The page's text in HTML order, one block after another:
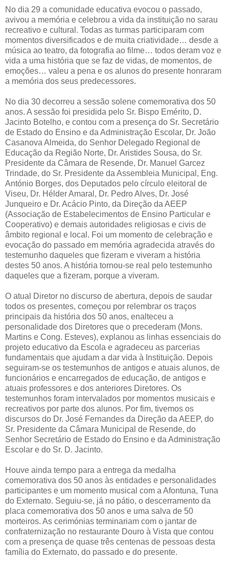
No dia 29 a comunidade educativa evocou o passado,
avivou a memória e celebrou a vida da instituição no sarau
recreativo e cultural. Todas as turmas participaram com
momentos diversificados e de muita criatividade… desde a
música ao teatro, da fotografia ao filme… todos deram voz e
vida a uma história que se faz de vidas, de momentos, de
emoções… valeu a pena e os alunos do presente honraram
a memória dos seus predecessores.
No dia 30 decorreu a sessão solene comemorativa dos 50
anos. A sessão foi presidida pelo Sr. Bispo Emérito, D.
Jacinto Botelho, e contou com a presença do Sr. Secretário
de Estado do Ensino e da Administração Escolar, Dr. João
Casanova Almeida, do Senhor Delegado Regional de
Educação da Região Norte, Dr. Aristides Sousa, do Sr.
Presidente da Câmara de Resende, Dr. Manuel Garcez
Trindade, do Sr. Presidente da Assembleia Municipal, Eng.
António Borges, dos Deputados pelo círculo eleitoral de
Viseu, Dr. Hélder Amaral, Dr. Pedro Alves, Dr. José
Junqueiro e Dr. Acácio Pinto, da Direção da AEEP
(Associação de Estabelecimentos de Ensino Particular e
Cooperativo) e demais autoridades religiosas e civis de
âmbito regional e local. Foi um momento de celebração e
evocação do passado em memória agradecida através do
testemunho daqueles que fizeram e viveram a história
destes 50 anos. A história tornou-se real pelo testemunho
daqueles que a fizeram, porque a viveram.
O atual Diretor no discurso de abertura, depois de saudar
todos os presentes, começou por relembrar os traços
principais da história dos 50 anos, enalteceu a
personalidade dos Diretores que o precederam (Mons.
Martins e Cong. Esteves), explanou as linhas essenciais do
projeto educativo da Escola e agradeceu as parcerias
fundamentais que ajudam a dar vida à Instituição. Depois
seguiram-se os testemunhos de antigos e atuais alunos, de
funcionários e encarregados de educação, de antigos e
atuais professores e dos anteriores Diretores. Os
testemunhos foram intervalados por momentos musicais e
recreativos por parte dos alunos. Por fim, tivemos os
discursos do Dr. José Fernandes da Direção da AEEP, do
Sr. Presidente da Câmara Municipal de Resende, do
Senhor Secretário de Estado do Ensino e da Administração
Escolar e do Sr. D. Jacinto.
Houve ainda tempo para a entrega da medalha
comemorativa dos 50 anos às entidades e personalidades
participantes e um momento musical com a Afontuna, Tuna
do Externato. Seguiu-se, já no pátio, o descerramento da
placa comemorativa dos 50 anos e uma salva de 50
morteiros. As cerimónias terminariam com o jantar de
confraternização no restaurante Douro à Vista que contou
com a presença de quase três centenas de pessoas desta
família do Externato, do passado e do presente.